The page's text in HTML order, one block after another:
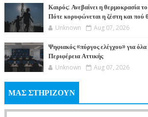
Καιρός: Ανεβαίνει η θερμοκρασία
Πότε κορυφώνεται η ζέστη και πού
Unknown Aug 07, 2026
Ψηφιακός «πύργος ελέγχου» για
Περιφέρεια Αττικής
Unknown Aug 07, 2026
ΜΑΣ ΣΤΗΡΙΖΟΥΝ